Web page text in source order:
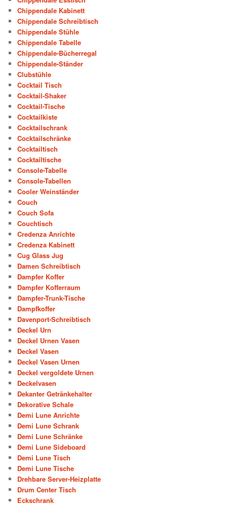
Chippendale Kabinett
Chippendale Schreibtisch
Chippendale Stühle
Chippendale Tabelle
Chippendale-Bücherregal
Chippendale-Ständer
Clubstühle
Cocktail Tisch
Cocktail-Shaker
Cocktail-Tische
Cocktailkiste
Cocktailschrank
Cocktailschränke
Cocktailtisch
Cocktailtische
Console-Tabelle
Console-Tabellen
Cooler Weinständer
Couch
Couch Sofa
Couchtisch
Credenza Anrichte
Credenza Kabinett
Cug Glass Jug
Damen Schreibtisch
Dampfer Koffer
Dampfer Kofferraum
Dampfer-Trunk-Tische
Dampfkoffer
Davenport-Schreibtisch
Deckel Urn
Deckel Urnen Vasen
Deckel Vasen
Deckel Vasen Urnen
Deckel vergoldete Urnen
Deckelvasen
Dekanter Getränkehalter
Dekorative Schale
Demi Lune Anrichte
Demi Lune Schrank
Demi Lune Schränke
Demi Lune Sideboard
Demi Lune Tisch
Demi Lune Tische
Drehbare Server-Heizplatte
Drum Center Tisch
Eckschrank